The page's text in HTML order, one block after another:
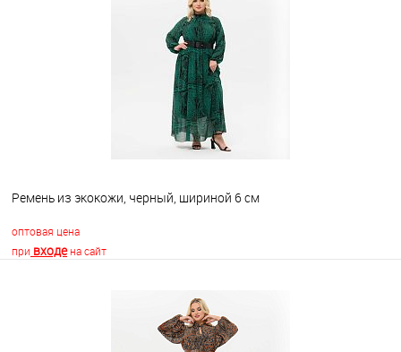
Ремень из экокожи, черный, шириной 6 см
оптовая цена
при входена сайт
В корзину